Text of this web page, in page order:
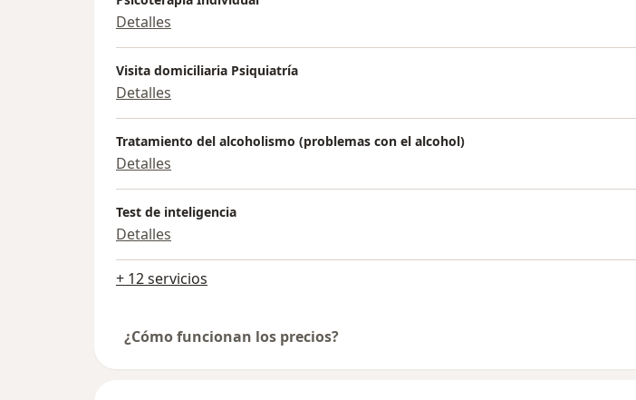
Detalles
Visita domiciliaria Psiquiatría
Detalles
Tratamiento del alcoholismo (problemas con el alcohol)
Detalles
Test de inteligencia
Detalles
+ 12 servicios
¿Cómo funcionan los precios?